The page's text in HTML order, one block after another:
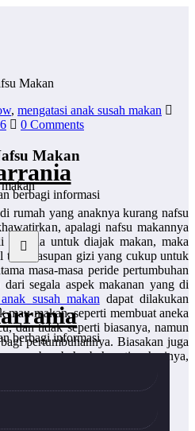
berbagi informasi
berbagi informasi
Makan
, mengatasi anak susah makan
0 Comments
Makan
rumah yang anaknya kurang nafsu
apalagi nafsu makannya
apabila untuk diajak makan, maka
tanpa asupan gizi yang cukup untuk
masa-masa peride pertumbuhan
segala aspek makanan yang di
susah makan dapat dilakukan
mau makan, seperti membuat aneka
dan tidak seperti biasanya, namun
pertumbuhannya. Biasakan juga
yang berubah-ubah setiap harinya,
mau menyantapnya.